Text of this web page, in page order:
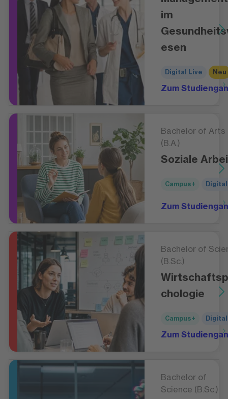
im
esen
Digital Live Neu
Zum
Bachelor of Arts
(B.A.)
Soziale
Campus+
Zum
Bachelor of
(B.Sc.)
chologie
Campus+
Zum
Bachelor of
Science (B.Sc.)